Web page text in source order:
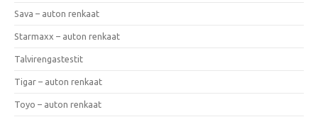
Sava – auton renkaat
Starmaxx – auton renkaat
Talvirengastestit
Tigar – auton renkaat
Toyo – auton renkaat